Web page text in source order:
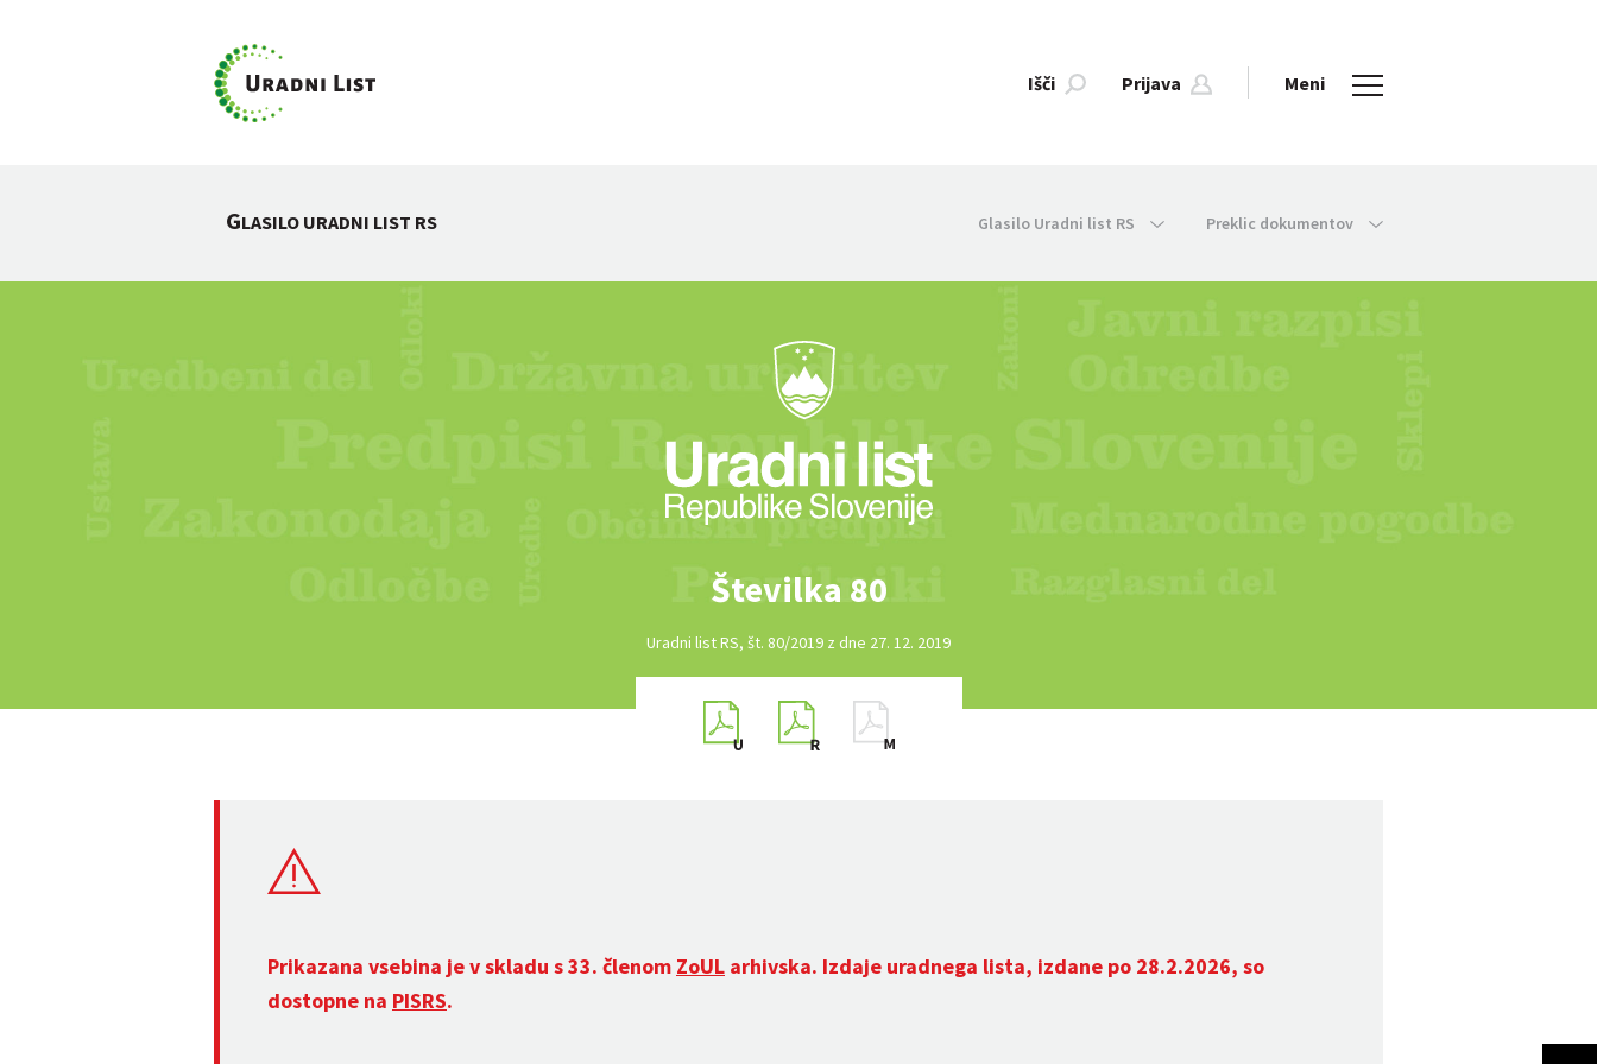
Išči Prijava Meni
GLASILO URADNI LIST RS Glasilo Uradni list RS Preklic dokumentov
Številka 80
Uradni list RS, št. 80/2019 z dne 27. 12. 2019
Prikazana vsebina je v skladu s 33. členom ZoUL arhivska. Izdaje uradnega lista, izdane po 28.2.2026, so
dostopne na PISRS.